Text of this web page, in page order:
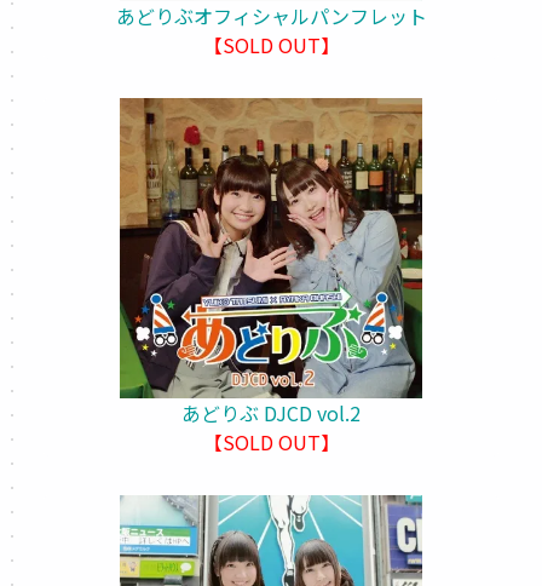
あどりぶオフィシャルパンフレット
【SOLD OUT】
あどりぶ DJCD vol.2
【SOLD OUT】